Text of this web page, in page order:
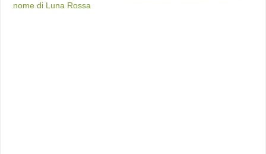
nome di Luna Rossa